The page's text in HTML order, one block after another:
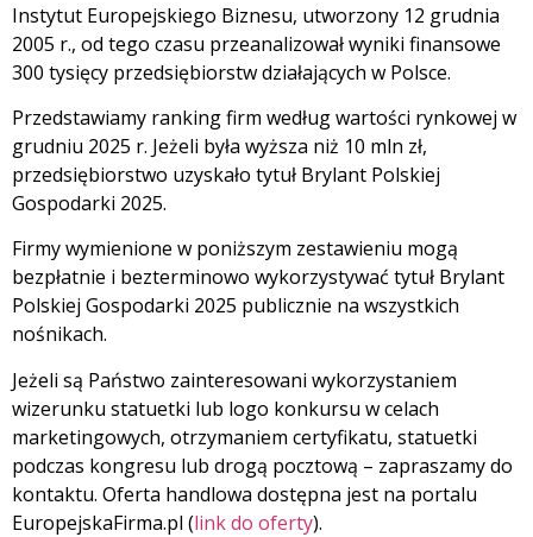
Instytut Europejskiego Biznesu, utworzony 12 grudnia
2005 r., od tego czasu przeanalizował wyniki finansowe
300 tysięcy przedsiębiorstw działających w Polsce.
Przedstawiamy ranking firm według wartości rynkowej w
grudniu 2025 r. Jeżeli była wyższa niż 10 mln zł,
przedsiębiorstwo uzyskało tytuł Brylant Polskiej
Gospodarki 2025.
Firmy wymienione w poniższym zestawieniu mogą
bezpłatnie i bezterminowo wykorzystywać tytuł Brylant
Polskiej Gospodarki 2025 publicznie na wszystkich
nośnikach.
Jeżeli są Państwo zainteresowani wykorzystaniem
wizerunku statuetki lub logo konkursu w celach
marketingowych, otrzymaniem certyfikatu, statuetki
podczas kongresu lub drogą pocztową – zapraszamy do
kontaktu. Oferta handlowa dostępna jest na portalu
EuropejskaFirma.pl (link do oferty).